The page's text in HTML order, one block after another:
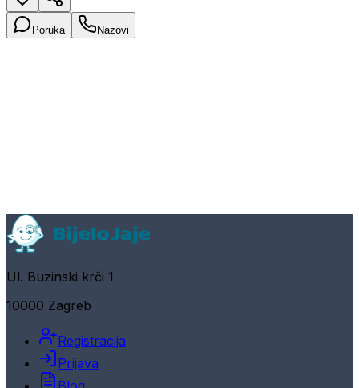
Poruka Nazovi
Ul. Buzinski krči 1
10000 Zagreb
Registracija
Prijava